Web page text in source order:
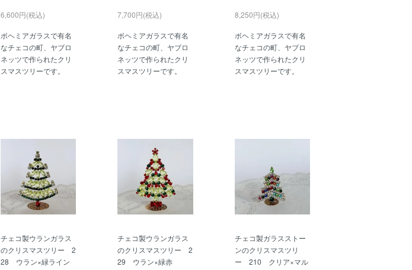
6,600円(税込)
ボヘミアガラスで有名
なチェコの町、ヤブロ
ネッツで作られたクリ
スマスツリーです。
7,700円(税込)
ボヘミアガラスで有名
なチェコの町、ヤブロ
ネッツで作られたクリ
スマスツリーです。
8,250円(税込)
ボヘミアガラスで有名
なチェコの町、ヤブロ
ネッツで作られたクリ
スマスツリーです。
チェコ製ウランガラス
のクリスマスツリー 2
28 ウラン×緑ライン
チェコ製ウランガラス
のクリスマスツリー 2
29 ウラン×緑赤
チェコ製ガラスストー
ンのクリスマスツリ
ー 210 クリア×マル